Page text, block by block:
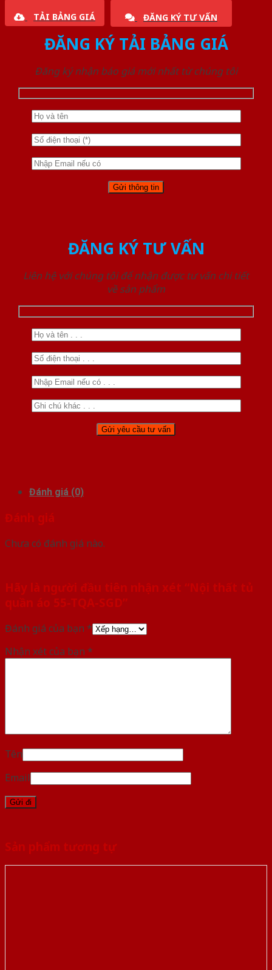
TẢI BẢNG GIÁ ĐĂNG KÝ TƯ VẤN
ĐĂNG KÝ TẢI BẢNG GIÁ
Đăng ký nhận báo giá mới nhất từ chúng tôi
ĐĂNG KÝ TƯ VẤN
Liên hệ với chúng tôi để nhận được tư vấn chi tiết
về sản phẩm
Đánh giá (0)
Đánh giá
Chưa có đánh giá nào.
Hãy là người đầu tiên nhận xét “Nội thất tủ
quần áo 55-TQA-SGD”
Đánh giá của bạn *
Nhận xét của bạn *
Tên
Email
Sản phẩm tương tự